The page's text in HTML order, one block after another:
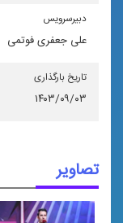
دبیرسرویس
علی جعفری فوتمی
تاریخ بارگذاری
۱۴۰۳/۰۹/۰۳
تصاویر